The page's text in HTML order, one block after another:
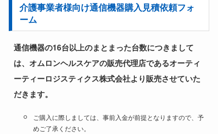
介護事業者様向け通信機器購入見積依頼フォ
ーム​
通信機器の16台以上のまとまった台数につきまして
は、オムロンヘルスケアの販売代理店であるオーティ
ーティーロジスティクス株式会社より販売させていた
だきます。​
ご購入に際しましては、事前入金が前提となりますので、予
めご了承ください。